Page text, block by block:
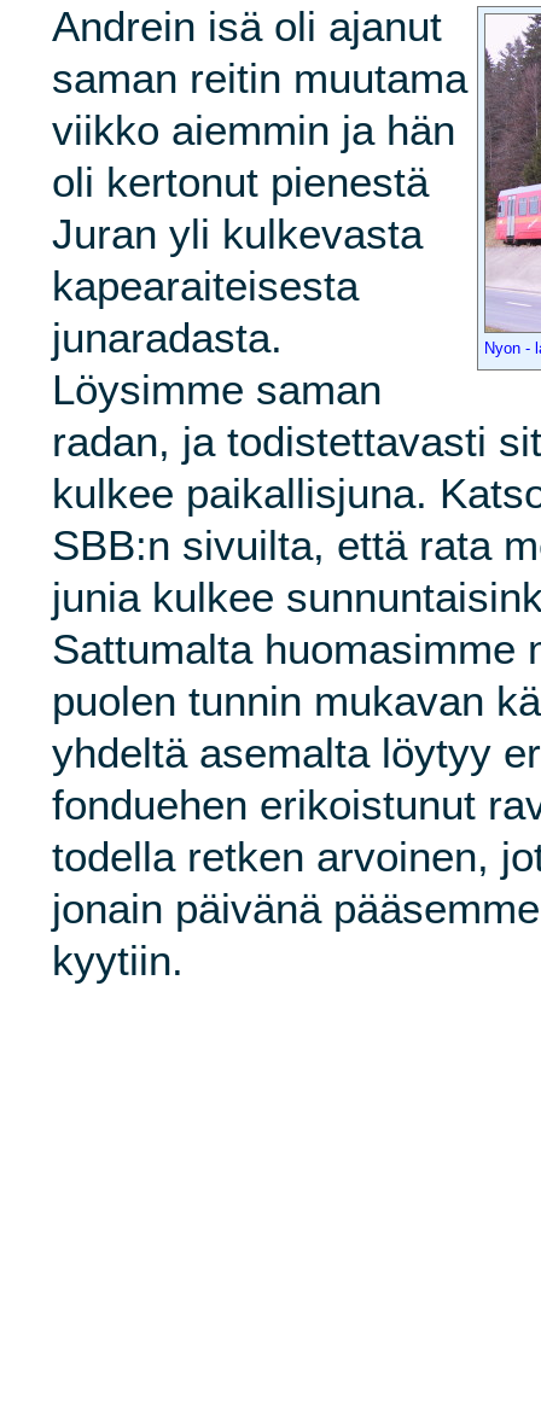
Nyon -
Andrein isä oli ajanut
saman reitin muutama
viikko aiemmin ja hän
oli kertonut pienestä
Juran yli kulkevasta
kapearaiteisesta
junaradasta.
Löysimme saman
radan, ja todistettavasti
kulkee paikallisjuna.
SBB:n sivuilta, että rata
junia kulkee
Sattumalta huomasimme
puolen tunnin mukavan
yhdeltä asemalta löytyy
fonduehen erikoistunut
todella retken arvoinen,
jonain päivänä
kyytiin.